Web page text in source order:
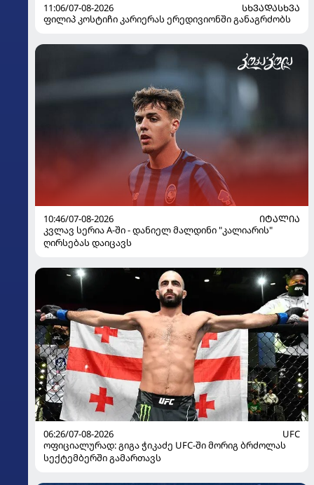
11:06/07-08-2026
ᲡᲮᲕᲐᲓᲐᲡᲮᲕᲐ
ფილიპ კოსტიჩი კარიერას ერედივიონში განაგრძობს
10:46/07-08-2026
ᲘᲢᲐᲚᲘᲐ
კვლავ სერია A-ში - დანიელ მალდინი "კალიარის"
ღირსებას დაიცავს
06:26/07-08-2026
UFC
ოფიციალურად: გიგა ჭიკაძე UFC-ში მორიგ ბრძოლას
სექტემბერში გამართავს